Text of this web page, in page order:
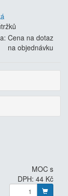
Cena na dotaz
na objednávku
MOC s
DPH: 44 Kč